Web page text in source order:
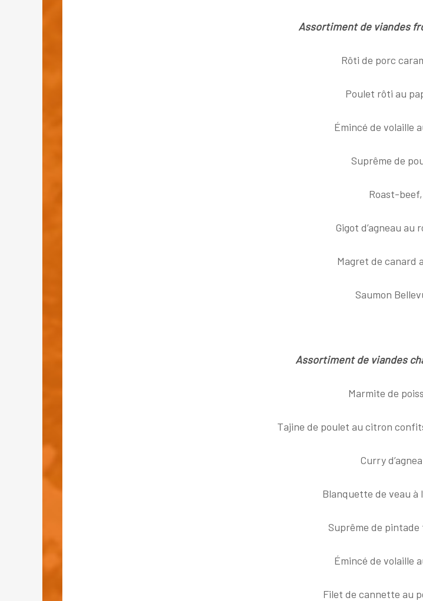
Assortiment de viandes
Rôti de porc
Poulet rôti au
Émincé de volaille
Suprême de
Roast-beef,
Gigot d’agneau au
Magret de canard
Saumon
Assortiment de viandes
Marmite de
Tajine de poulet au citron
Curry
Blanquette de veau à
Suprême de pintade
Émincé de volaille
Filet de cannette au